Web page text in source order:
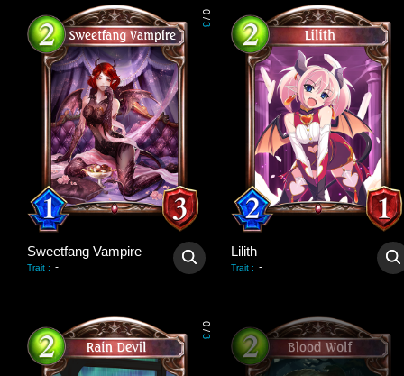
0
/
3
Sweetfang Vampire
Trait : -
Lilith
Trait : -
0
/
3